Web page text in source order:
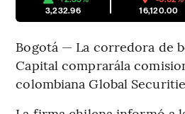
3,232.96
16,120.00
Bogotá — La corredora de
Capital comprarála
colombiana Global